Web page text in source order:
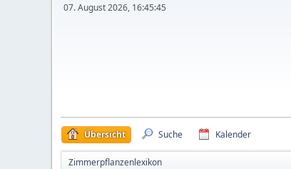
07. August 2026, 16:45:45
Übersicht Suche Kalender
Zimmerpflanzenlexikon